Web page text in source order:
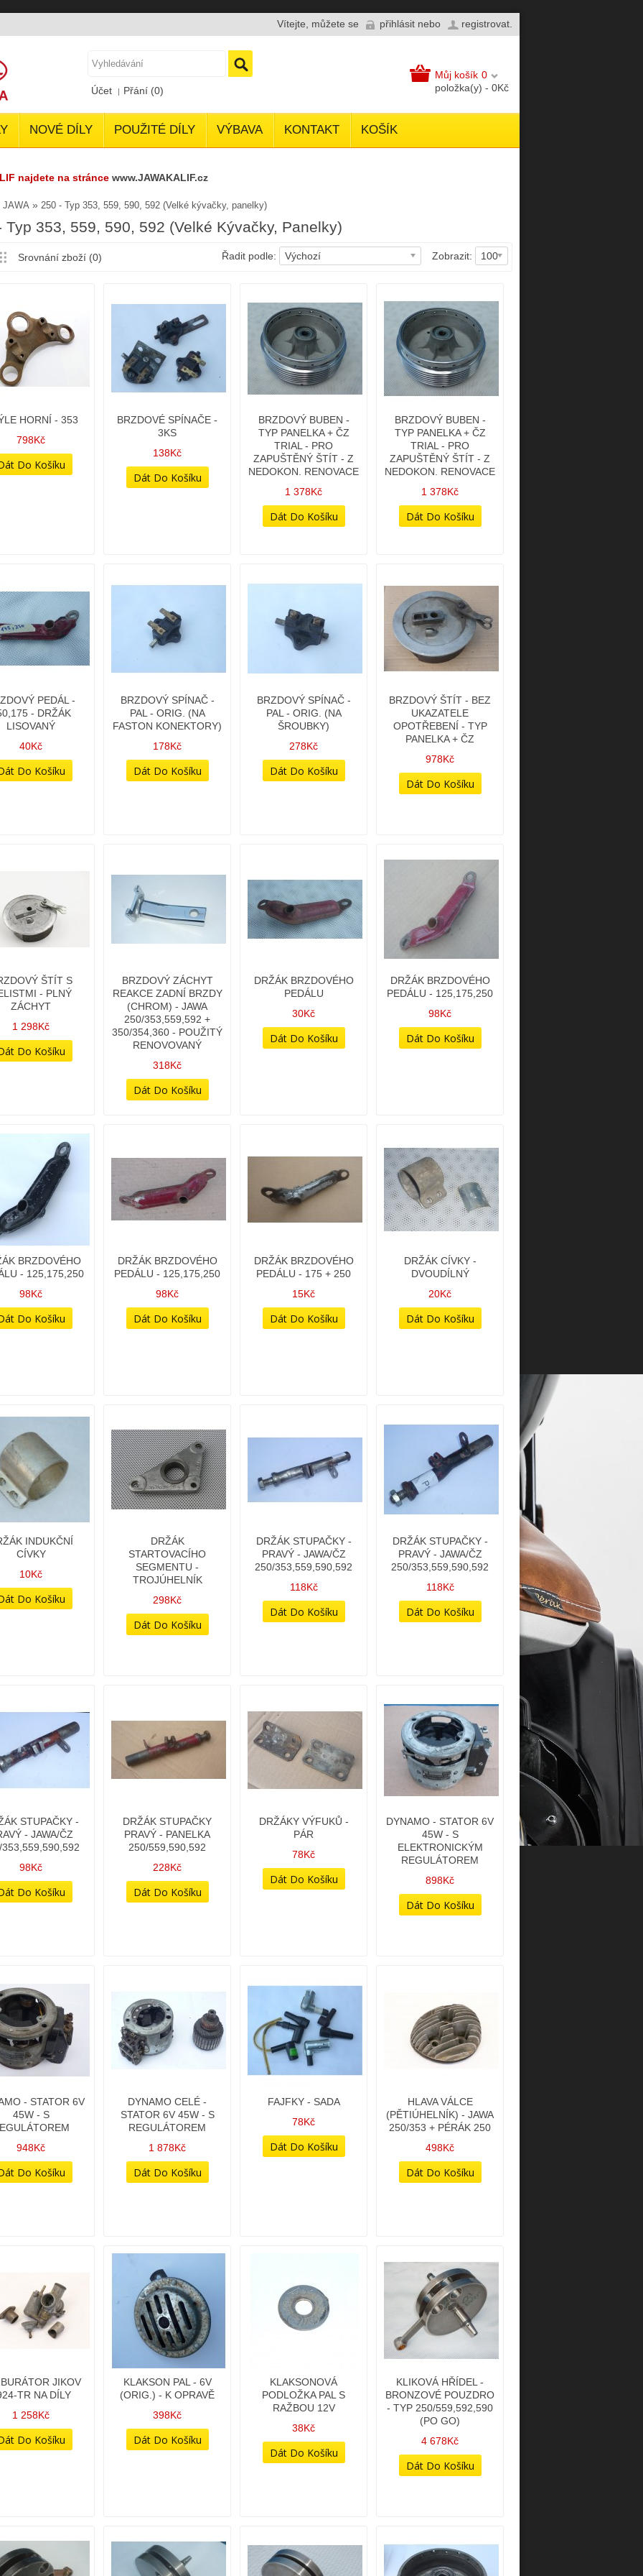
Vítejte, můžete se přihlásit nebo registrovat
Účet Přání (0)
Můj košík 0
položka(y) - 0Kč
NOVÉ DÍLY POUŽITÉ DÍLY VÝBAVA KONTAKT KOŠÍK
najdete na stránce www.JAWAKALIF.cz
JAWA » 250 - Typ 353, 559, 590, 592 (Velké kývačky, panelky)
Typ 353, 559, 590, 592 (Velké Kývačky, Panelky)
Zobrazit: 100
Řadit podle: Výchozí
Srovnání zboží (0)
HORNÍ - 353
798Kč
BRZDOVÉ SPÍNAČE -
3KS
138Kč
BRZDOVÝ BUBEN -
TYP PANELKA + ČZ
TRIAL - PRO
ZAPUŠTĚNÝ ŠTÍT - Z
NEDOKON. RENOVACE
1 378Kč
BRZDOVÝ BUBEN -
TYP PANELKA + ČZ
TRIAL - PRO
ZAPUŠTĚNÝ ŠTÍT - Z
NEDOKON. RENOVACE
1 378Kč
PEDÁL -
- DRŽÁK
LISOVANÝ
40Kč
BRZDOVÝ SPÍNAČ -
PAL - ORIG. (NA
FASTON KONEKTORY)
178Kč
BRZDOVÝ SPÍNAČ -
PAL - ORIG. (NA
ŠROUBKY)
278Kč
BRZDOVÝ ŠTÍT - BEZ
UKAZATELE
OPOTŘEBENÍ - TYP
PANELKA + ČZ
978Kč
ŠTÍT S
- PLNÝ
ZÁCHYT
1 298Kč
BRZDOVÝ ZÁCHYT
REAKCE ZADNÍ BRZDY
(CHROM) - JAWA
250/353,559,592 +
350/354,360 - POUŽITÝ
RENOVOVANÝ
318Kč
DRŽÁK BRZDOVÉHO
PEDÁLU
30Kč
DRŽÁK BRZDOVÉHO
PEDÁLU - 125,175,250
98Kč
BRZDOVÉHO
- 125,175,250
98Kč
DRŽÁK BRZDOVÉHO
PEDÁLU - 125,175,250
98Kč
DRŽÁK BRZDOVÉHO
PEDÁLU - 175 + 250
15Kč
DRŽÁK CÍVKY -
DVOUDÍLNÝ
20Kč
INDUKČNÍ
CÍVKY
10Kč
DRŽÁK
STARTOVACÍHO
SEGMENTU -
TROJÚHELNÍK
298Kč
DRŽÁK STUPAČKY -
PRAVÝ - JAWA/ČZ
250/353,559,590,592
118Kč
DRŽÁK STUPAČKY -
PRAVÝ - JAWA/ČZ
250/353,559,590,592
118Kč
STUPAČKY -
- JAWA/ČZ
98Kč
DRŽÁK STUPAČKY
PRAVÝ - PANELKA
250/559,590,592
228Kč
DRŽÁKY VÝFUKŮ -
PÁR
78Kč
DYNAMO - STATOR 6V
45W - S
ELEKTRONICKÝM
REGULÁTOREM
898Kč
- STATOR 6V
45W - S
948Kč
DYNAMO CELÉ -
STATOR 6V 45W - S
REGULÁTOREM
1 878Kč
FAJFKY - SADA
78Kč
HLAVA VÁLCE
(PĚTIÚHELNÍK) - JAWA
250/353 + PÉRÁK 250
498Kč
JIKOV
TR NA DÍLY
1 258Kč
KLAKSON PAL - 6V
(ORIG.) - K OPRAVĚ
398Kč
KLAKSONOVÁ
PODLOŽKA PAL S
RAŽBOU 12V
38Kč
KLIKOVÁ HŘÍDEL -
BRONZOVÉ POUZDRO
- TYP 250/559,592,590
(PO GO)
4 678Kč